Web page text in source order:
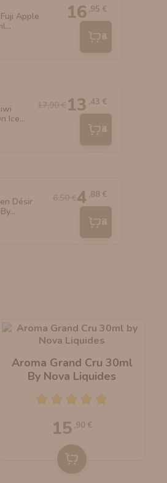
Apple
16 ,95 €
Añadir
Ice...
13 ,43 €
Añadir
Désir
4 ,88 €
Añadir
Aroma Grand Cru 30ml
By Nova Liquides
15 ,90 €